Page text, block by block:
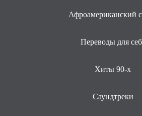
Афроамериканский
Переводы для
Хиты 90-х
Саундтреки